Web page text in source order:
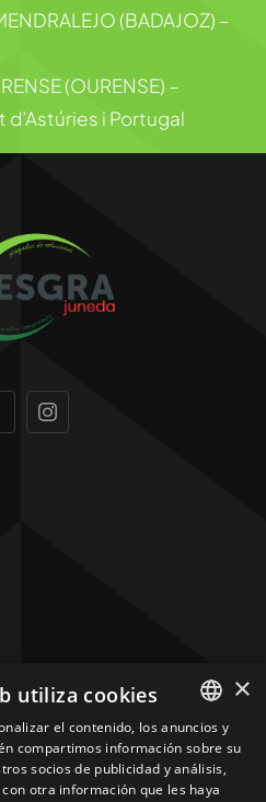
(BADAJOZ) –
(OURENSE) –
d’Astúries i Portugal
SPANISH
CATALAN
×
utiliza cookies
el contenido, los anuncios y
compartimos información sobre su
socios de publicidad y análisis,
otra información que les haya